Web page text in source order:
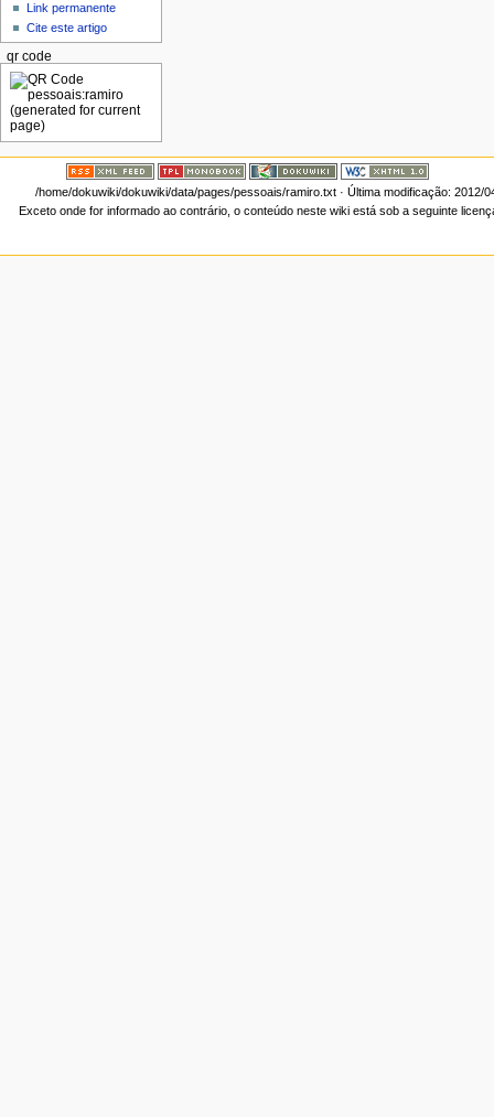
Link permanente
Cite este artigo
qr code
/home/dokuwiki/dokuwiki/data/pages/pessoais/ramiro.txt· Última modificação: 2012/
Exceto onde for informado ao contrário, o conteúdo neste wiki está sob a seguinte